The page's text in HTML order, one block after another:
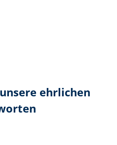
schwarz
ehrlichen